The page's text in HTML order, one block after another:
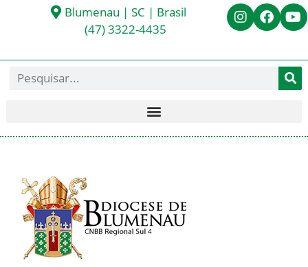
Blumenau | SC | Brasil
(47) 3322-4435